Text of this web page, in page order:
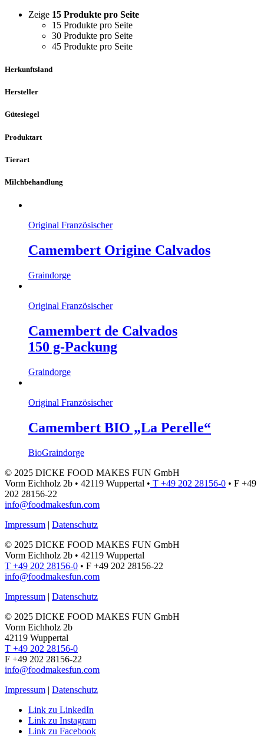
Zeige 15 Produkte pro Seite
15 Produkte pro Seite
30 Produkte pro Seite
45 Produkte pro Seite
Herkunftsland
Hersteller
Gütesiegel
Produktart
Tierart
Milchbehandlung
Original Französischer
Camembert Origine Calvados
Graindorge
Original Französischer
Camembert de Calvados
150 g-Packung
Graindorge
Original Französischer
Camembert BIO „La Perelle“
BioGraindorge
© 2025 DICKE FOOD MAKES FUN GmbH
Vorm Eichholz 2b • 42119 Wuppertal • T +49 202 28156-0 • F +49
202 28156-22
info@foodmakesfun.com
Impressum | Datenschutz
© 2025 DICKE FOOD MAKES FUN GmbH
Vorm Eichholz 2b • 42119 Wuppertal
T +49 202 28156-0 • F +49 202 28156-22
info@foodmakesfun.com
Impressum | Datenschutz
© 2025 DICKE FOOD MAKES FUN GmbH
Vorm Eichholz 2b
42119 Wuppertal
T +49 202 28156-0
F +49 202 28156-22
info@foodmakesfun.com
Impressum | Datenschutz
Link zu LinkedIn
Link zu Instagram
Link zu Facebook